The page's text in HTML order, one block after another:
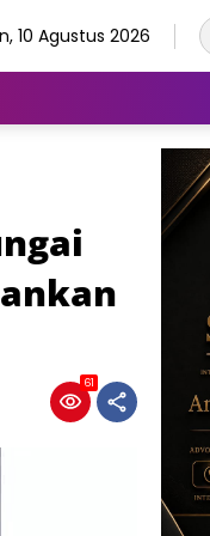
10 Agustus 2026
61